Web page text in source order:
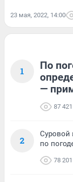
23 мая, 2022, 14:00
1
По
—
87 421
2
Суровой
по
78 201